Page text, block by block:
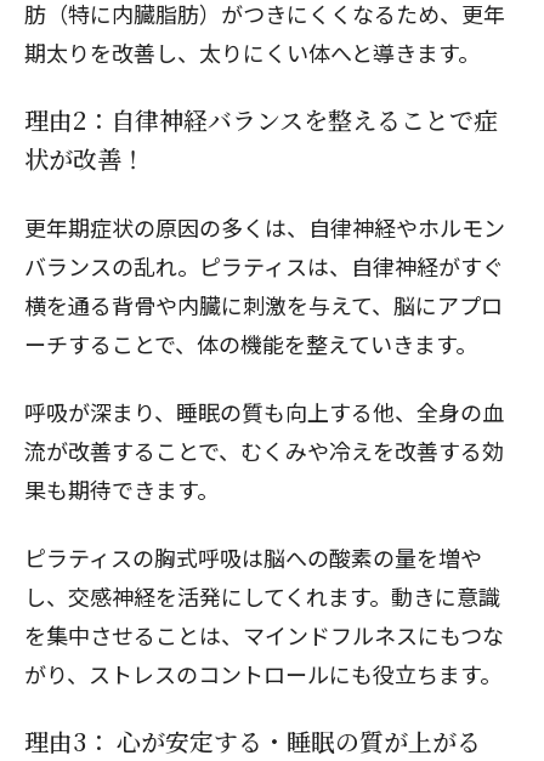
肪（特に内臓脂肪）がつきにくくなるため、更年
期太りを改善し、太りにくい体へと導きます。
理由2：自律神経バランスを整えることで症
状が改善！
更年期症状の原因の多くは、自律神経やホルモン
バランスの乱れ。ピラティスは、自律神経がすぐ
横を通る背骨や内臓に刺激を与えて、脳にアプロ
ーチすることで、体の機能を整えていきます。
呼吸が深まり、睡眠の質も向上する他、全身の血
流が改善することで、むくみや冷えを改善する効
果も期待できます。
ピラティスの胸式呼吸は脳への酸素の量を増や
し、交感神経を活発にしてくれます。動きに意識
を集中させることは、マインドフルネスにもつな
がり、ストレスのコントロールにも役立ちます。
理由3： 心が安定する・睡眠の質が上がる